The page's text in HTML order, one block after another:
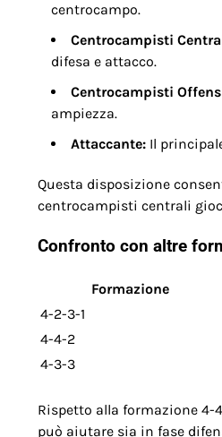
centrocampo.
Centrocampisti
difesa e attacco.
Centrocampisti
ampiezza.
Attaccante: Il
Questa disposizione
centrocampisti centrali
Confronto con altre
Formazione
4-2-3-1
4-4-2
4-3-3
Rispetto alla formazione
può aiutare sia in fase